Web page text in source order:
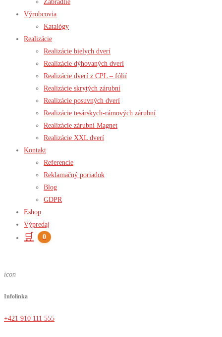
Zábradlie
Výrobcovia
Katalógy
Realizácie
Realizácie bielych dverí
Realizácie dýhovaných dverí
Realizácie dverí z CPL – fólií
Realizácie skrytých zárubní
Realizácie posuvných dverí
Realizácie tesárskych-rámových zárubní
Realizácie zárubní Magnet
Realizácie XXL dverí
Kontakt
Referencie
Reklamačný poriadok
Blog
GDPR
Eshop
Výpredaj
🛒 0
icon
Infolinka
+421 910 111 555